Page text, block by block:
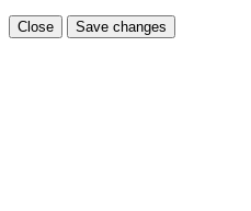
Close Save changes